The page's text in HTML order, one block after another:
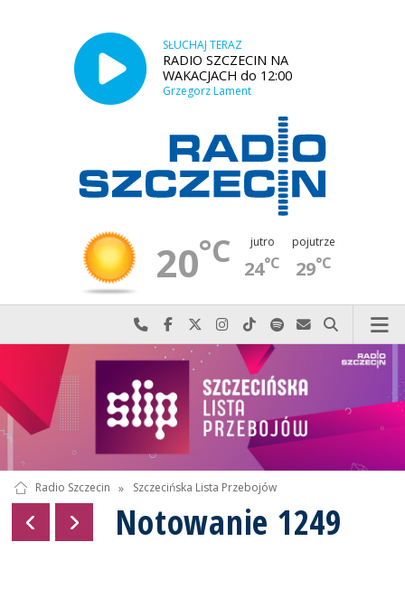
SŁUCHAJ TERAZ
RADIO SZCZECIN NA
WAKACJACH do 12:00
Grzegorz Lament
20°C jutro
24°C
pojutrze
29°C
Najlepiej po prostu do nas zadzwoń
Odwiedź nas na Facebook-u
Odwiedź nas na X
Odwiedź nas na Instagram-ie
Odwiedź nas na TikTok-u
Szukaj nas na Spotify
Wyślij do nas
Szukaj
Radio Szczecin » Szczecińska Lista Przebojów
Notowanie 1249